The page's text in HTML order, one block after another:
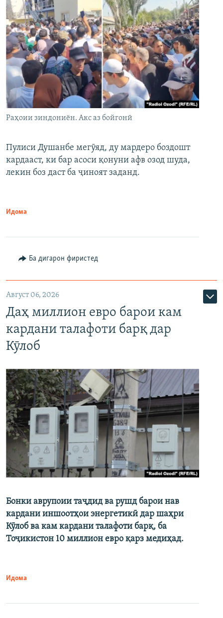
Раҳоии зиндониён. Акс аз бойгонӣ
Пулиси Душанбе мегӯяд, ду мардеро боздошт
кардааст, ки бар асоси қонуни афв озод шуда,
лекин боз даст ба ҷиноят заданд.
Идома
Ба дигарон фиристед
Август 06, 2026
Даҳ миллион евро барои кам
кардани талафоти барқ дар
Кӯлоб
Бонки аврупоии таҷдид ва рушд барои нав
кардани иншоотҳои энергетикӣ дар шаҳри
Кӯлоб ва кам кардани талафоти барқ, ба
Тоҷикистон 10 миллион евро қарз медиҳад.
Идома